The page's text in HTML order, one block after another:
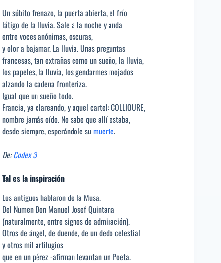
Un súbito frenazo, la puerta abierta, el frío
látigo de la lluvia. Sale a la noche y anda
entre voces anónimas, oscuras,
y olor a bajamar. La lluvia. Unas preguntas
francesas, tan extrañas como un sueño, la lluvia,
los papeles, la lluvia, los gendarmes mojados
alzando la cadena fronteriza.
Igual que un sueño todo.
Francia, ya clareando, y aquel cartel: COLLIOURE,
nombre jamás oído. No sabe que allí estaba,
desde siempre, esperándole sumuerte.
De:Codex 3
Tal es la inspiración
Los antiguos hablaron de la Musa.
Del Numen Don Manuel Josef Quintana
(naturalmente, entre signos de admiración).
Otros de ángel, de duende, de un dedo celestial
y otros mil artilugios
que en un pérez -afirman levantan un Poeta.